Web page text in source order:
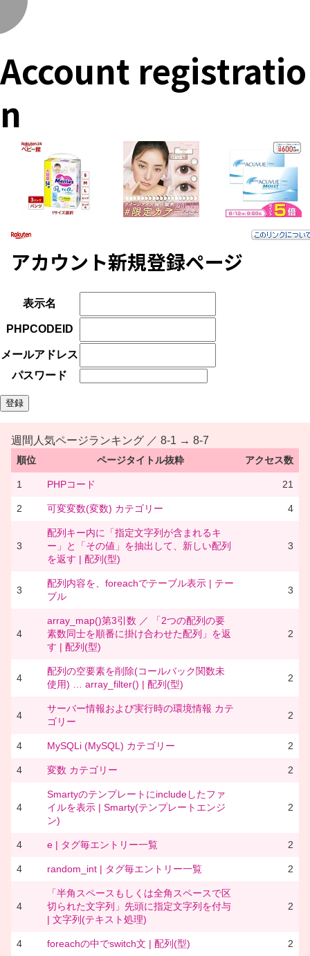
Account registratio
n
アカウント新規登録ページ
表示名
PHPCODEID
メールアドレス
パスワード
週間人気ページランキング ／ 8-1 → 8-7
順位 ページタイトル抜粋 アクセス数
1 PHPコード 21
2 可変変数(変数) カテゴリー 4
3
配列キー内に「指定文字列が含まれるキ
ー」と「その値」を抽出して、新しい配列
を返す | 配列(型)
3
3
配列内容を、foreachでテーブル表示 | テー
ブル
3
4
array_map()第3引数 ／ 「2つの配列の要
素数同士を順番に掛け合わせた配列」を返
す | 配列(型)
2
4
配列の空要素を削除(コールバック関数未
使用) … array_filter() | 配列(型)
2
4
サーバー情報および実行時の環境情報 カテ
ゴリー
2
4 MySQLi (MySQL) カテゴリー 2
4 変数 カテゴリー 2
4
Smartyのテンプレートにincludeしたファ
イルを表示 | Smarty(テンプレートエンジ
ン)
2
4 e | タグ毎エントリー一覧 2
4 random_int | タグ毎エントリー一覧 2
4
「半角スペースもしくは全角スペースで区
切られた文字列」先頭に指定文字列を付与
| 文字列(テキスト処理)
2
4 foreachの中でswitch文 | 配列(型) 2